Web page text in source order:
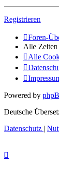
Registrieren
Foren-
Alle Zeiten
Alle
Powered by
Deutsche
Datenschutz |